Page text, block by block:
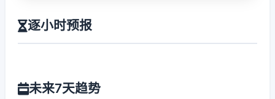
逐小时预报
未来7天趋势